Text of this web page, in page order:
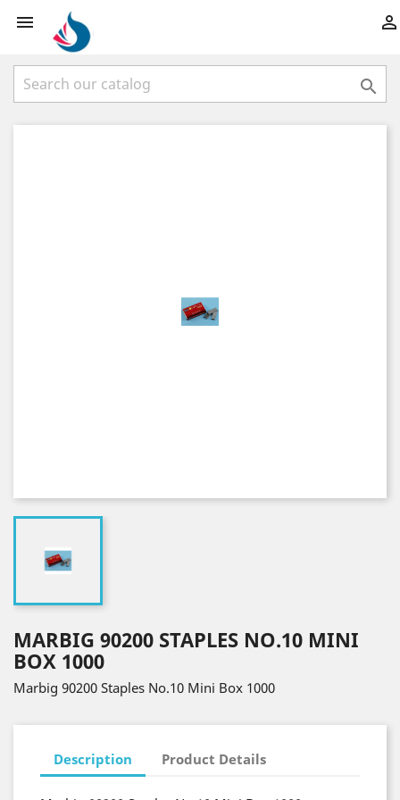
 

MARBIG 90200 STAPLES NO.10 MINI
BOX 1000
Marbig 90200 Staples No.10 Mini Box 1000
Description Product Details